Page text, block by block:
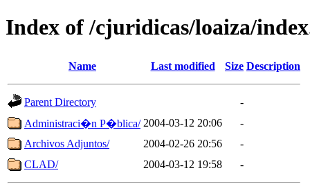
Index of /cjuridicas/loaiza/
Name Last modified Size Description
Parent Directory
-
Administraci�n P�blica/ 2004-03-12 20:06
-
Archivos Adjuntos/
2004-02-26 20:56
-
CLAD/
2004-03-12 19:58 -